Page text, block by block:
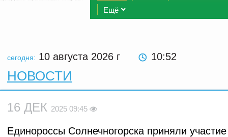
Ещё
сегодня: 10 августа 2026 г 10:52
НОВОСТИ
16 ДЕК 2025 09:45
Единороссы Солнечногорска приняли